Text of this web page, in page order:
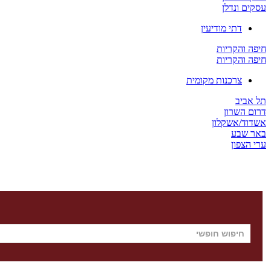
עסקים ונדלן
דתי מודיעין
חיפה והקריות
חיפה והקריות
צרכנות מקומית
תל אביב
דרום השרון
אשדוד/אשקלון
באר שבע
ערי הצפון